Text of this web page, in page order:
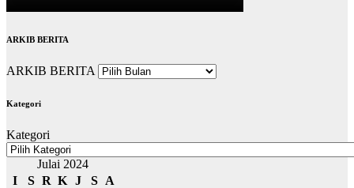
ARKIB BERITA
ARKIB BERITA
Kategori
Kategori
Julai 2024
I
S R K J S
A